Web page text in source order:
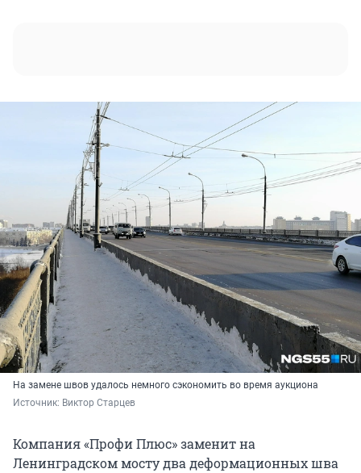
На замене швов удалось немного сэкономить во время аукциона
Источник: Виктор Старцев
Компания «Профи Плюс» заменит на
Ленинградском мосту два деформационных шва